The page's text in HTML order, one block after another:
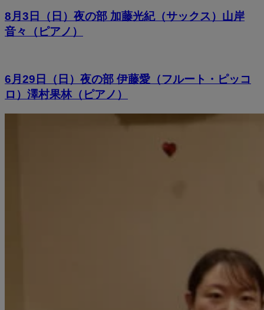
8月3日（日）夜の部 加藤光紀（サックス）山岸
音々（ピアノ）
6月29日（日）夜の部 伊藤愛（フルート・ピッコ
ロ）澤村果林（ピアノ）